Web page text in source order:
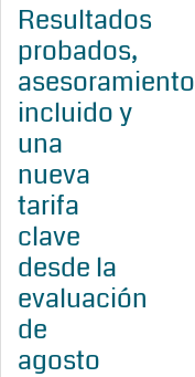
Resultados
probados,
asesoramiento
incluido y
una
nueva
tarifa
clave
desde la
evaluación
de
agosto